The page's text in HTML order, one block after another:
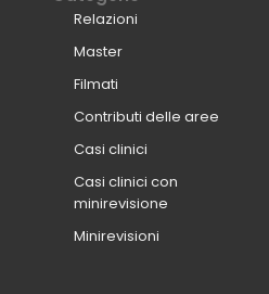
Relazioni
Master
Filmati
Contributi delle aree
Casi clinici
Casi clinici con
minirevisione
Minirevisioni